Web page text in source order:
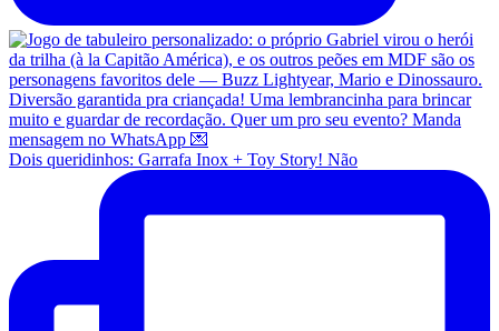
Dois queridinhos: Garrafa Inox + Toy Story! Não